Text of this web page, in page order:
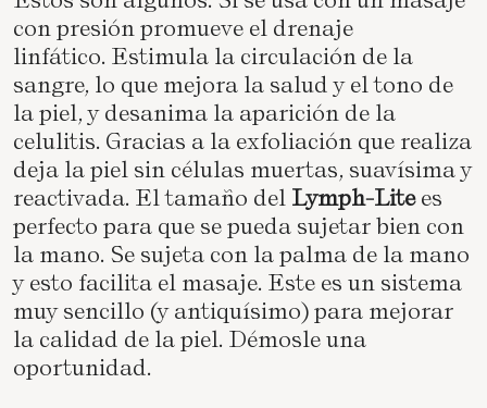
con presión promueve el drenaje
linfático. Estimula la circulación de la
sangre, lo que mejora la salud y el tono de
la piel, y desanima la aparición de la
celulitis. Gracias a la exfoliación que realiza
deja la piel sin células muertas, suavísima y
reactivada. El tamaño del Lymph-Litees
perfecto para que se pueda sujetar bien con
la mano. Se sujeta con la palma de la mano
y esto facilita el masaje. Este es un sistema
muy sencillo (y antiquísimo) para mejorar
la calidad de la piel. Démosle una
oportunidad.